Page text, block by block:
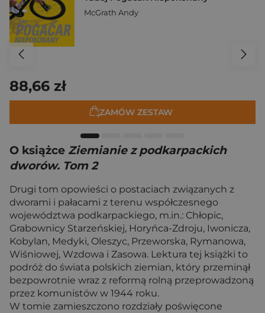
McGrath Andy
88,66 zł
ZAMÓW ZESTAW
O książce Ziemianie z podkarpackich
dworów. Tom 2
Drugi tom opowieści o postaciach związanych z
dworami i pałacami z terenu współczesnego
województwa podkarpackiego, m.in.: Chłopic,
Grabownicy Starzeńskiej, Horyńca-Zdroju, Iwonicza,
Kobylan, Medyki, Oleszyc, Przeworska, Rymanowa,
Wiśniowej, Wzdowa i Zasowa. Lektura tej książki to
podróż do świata polskich ziemian, który przeminął
bezpowrotnie wraz z reformą rolną przeprowadzoną
przez komunistów w 1944 roku.
W tomie zamieszczono rozdziały poświęcone